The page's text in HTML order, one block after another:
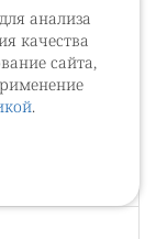
анализа
качества
сайта,
.
физической
4 параметра